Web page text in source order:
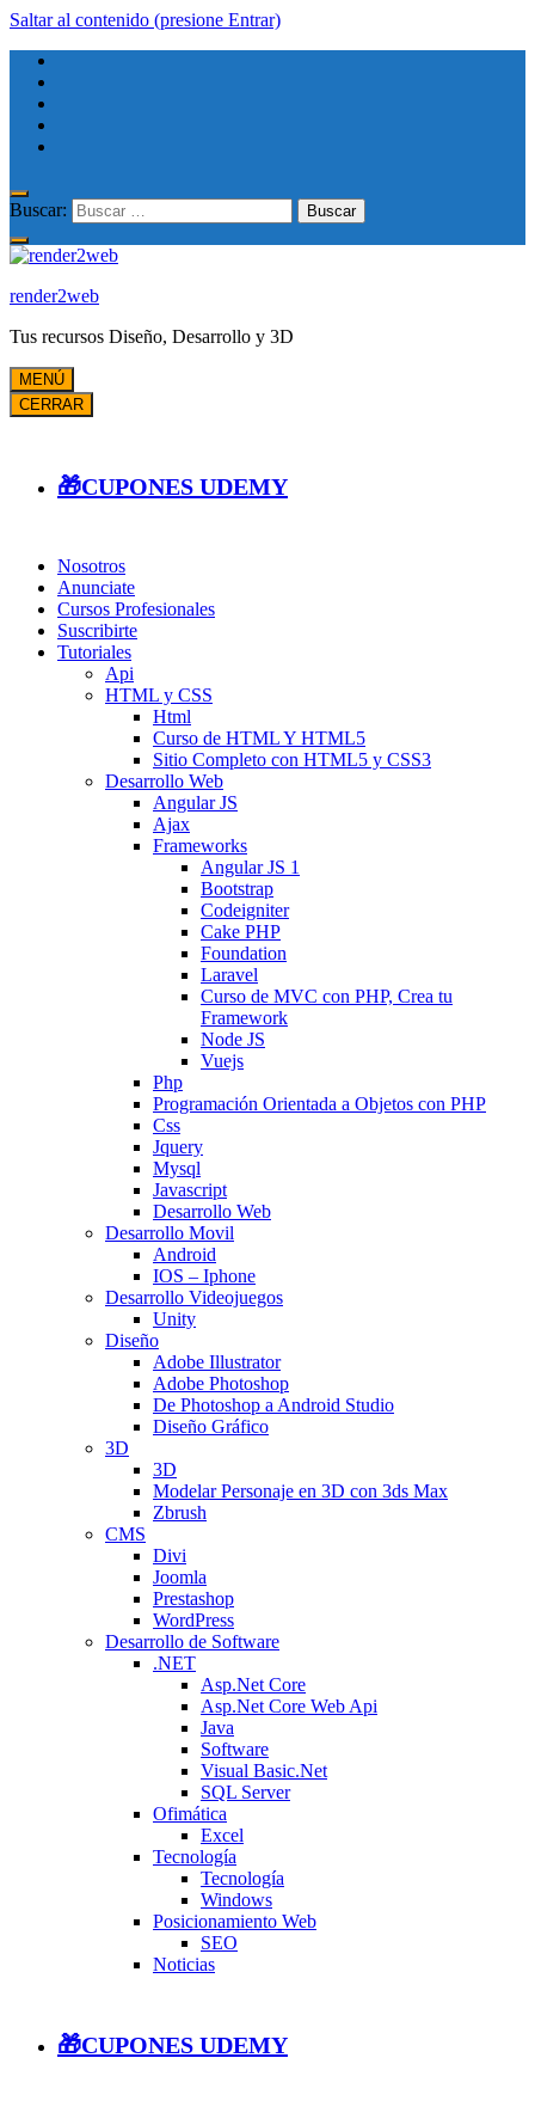
Saltar al contenido (presione Entrar)
Buscar:
render2web
Tus recursos Diseño, Desarrollo y 3D
MENÚ
CERRAR
🎁CUPONES UDEMY
Nosotros
Anunciate
Cursos Profesionales
Suscribirte
Tutoriales
Api
HTML y CSS
Html
Curso de HTML Y HTML5
Sitio Completo con HTML5 y CSS3
Desarrollo Web
Angular JS
Ajax
Frameworks
Angular JS 1
Bootstrap
Codeigniter
Cake PHP
Foundation
Laravel
Curso de MVC con PHP, Crea tu
Framework
Node JS
Vuejs
Php
Programación Orientada a Objetos con PHP
Css
Jquery
Mysql
Javascript
Desarrollo Web
Desarrollo Movil
Android
IOS – Iphone
Desarrollo Videojuegos
Unity
Diseño
Adobe Illustrator
Adobe Photoshop
De Photoshop a Android Studio
Diseño Gráfico
3D
3D
Modelar Personaje en 3D con 3ds Max
Zbrush
CMS
Divi
Joomla
Prestashop
WordPress
Desarrollo de Software
.NET
Asp.Net Core
Asp.Net Core Web Api
Java
Software
Visual Basic.Net
SQL Server
Ofimática
Excel
Tecnología
Tecnología
Windows
Posicionamiento Web
SEO
Noticias
🎁CUPONES UDEMY